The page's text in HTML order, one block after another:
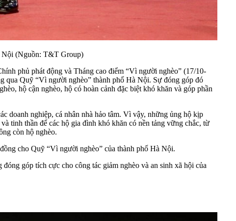
Nội (Nguồn: T&T Group)
phủ phát động và Tháng cao điểm “Vì người nghèo” (17/10-
qua Quỹ “Vì người nghèo” thành phố Hà Nội. Sự đóng góp đó
hộ cận nghèo, hộ có hoàn cảnh đặc biệt khó khăn và góp phần
doanh nghiệp, cá nhân nhà hảo tâm. Vì vậy, những ủng hộ kịp
tinh thần để các hộ gia đình khó khăn có nền tảng vững chắc, từ
còn hộ nghèo.
cho Quỹ “Vì người nghèo” của thành phố Hà Nội.
góp tích cực cho công tác giảm nghèo và an sinh xã hội của